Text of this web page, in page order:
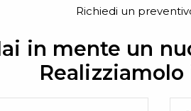
Richiedi un
in mente un